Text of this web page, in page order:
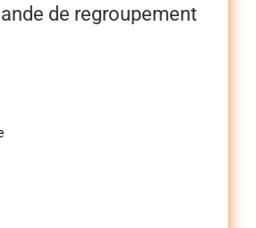
de regroupement